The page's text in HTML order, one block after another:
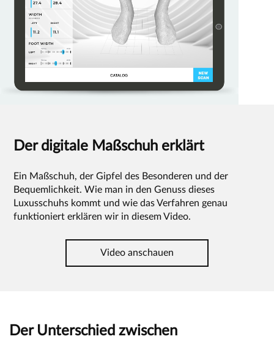
Der digitale Maßschuh erklärt
Ein Maßschuh, der Gipfel des Besonderen und der
Bequemlichkeit. Wie man in den Genuss dieses
Luxusschuhs kommt und wie das Verfahren genau
funktioniert erklären wir in diesem Video.
Video anschauen
Der Unterschied zwischen